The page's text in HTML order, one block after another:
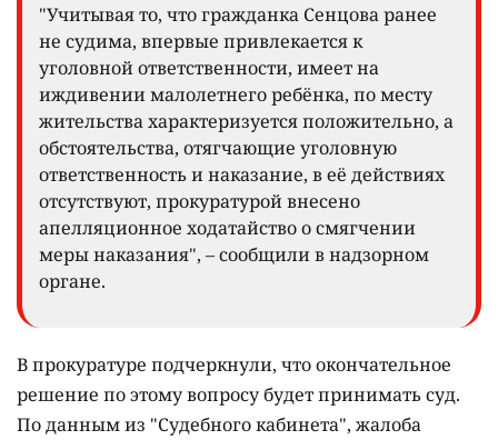
"Учитывая то, что гражданка Сенцова ранее
не судима, впервые привлекается к
уголовной ответственности, имеет на
иждивении малолетнего ребёнка, по месту
жительства характеризуется положительно, а
обстоятельства, отягчающие уголовную
ответственность и наказание, в её действиях
отсутствуют, прокуратурой внесено
апелляционное ходатайство о смягчении
меры наказания", – сообщили в надзорном
органе.
В прокуратуре подчеркнули, что окончательное
решение по этому вопросу будет принимать суд.
По данным из "Судебного кабинета", жалоба